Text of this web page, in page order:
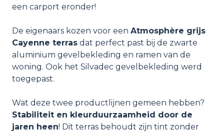
een carport eronder!
De eigenaars kozen voor een Atmosphère grijs
Cayenne terras dat perfect past bij de zwarte
aluminium gevelbekleding en ramen van de
woning. Ook het Silvadec gevelbekleding werd
toegepast.
Wat deze twee productlijnen gemeen hebben?
Stabiliteit en kleurduurzaamheid door de
jaren heen! Dit terras behoudt zijn tint zonder